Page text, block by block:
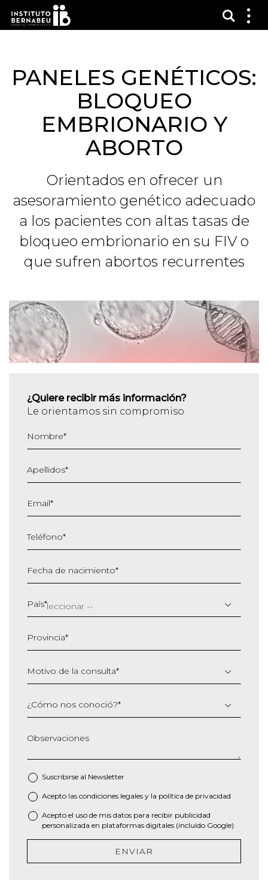
PANELES GENÉTICOS:
BLOQUEO
EMBRIONARIO Y
ABORTO
Orientados en ofrecer un
asesoramiento genético adecuado
a los pacientes con altas tasas de
bloqueo embrionario en su FIV o
que sufren abortos recurrentes
¿Quiere recibir más información?
Le orientamos sin compromiso
Nombre*
Apellidos*
Email*
Teléfono*
Fecha de nacimiento*
barra
MM
AAAA
País*
Provincia*
Motivo de la consulta*
¿Cómo nos conoció?*
Observaciones
Suscribirse al Newsletter
* Acepto las condiciones legales y la política de privacidad
Acepto el uso de mis datos para recibir publicidad
personalizada en plataformas digitales (incluido Google)
ENVIAR